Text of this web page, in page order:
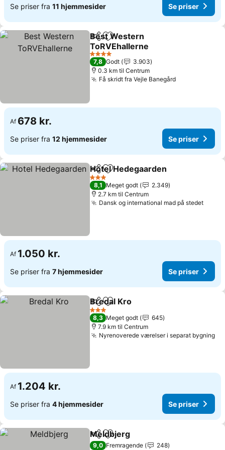
Se priser fra 11 hjemmesider Se priser
Del Føj til favoritter
Best Western
ToRVEhallerne
Se priser
4 Stjerner
7,8 Godt
3.903
0.3 km til Centrum
Få skridt fra Vejle BanegårdSe priser
Af 678 kr.
Se priser fra 12 hjemmesider Se priser
Del Føj til favoritter
Hotel Hedegaarden
3 Stjerner
8,1 Meget godt
2.349
2.7 km til Centrum
Dansk og international mad på stedetSe
Af 1.050 kr.
Se priser fra 7 hjemmesider Se priser
Del Føj til favoritter
Bredal Kro
3 Stjerner
8,3 Meget godt
645
7.9 km til Centrum
Nyrenoverede værelser i separat bygning
Af 1.204 kr.
Se priser fra 4 hjemmesider Se priser
Del Føj til favoritter
Meldbjerg
9,0 Fremragende 248